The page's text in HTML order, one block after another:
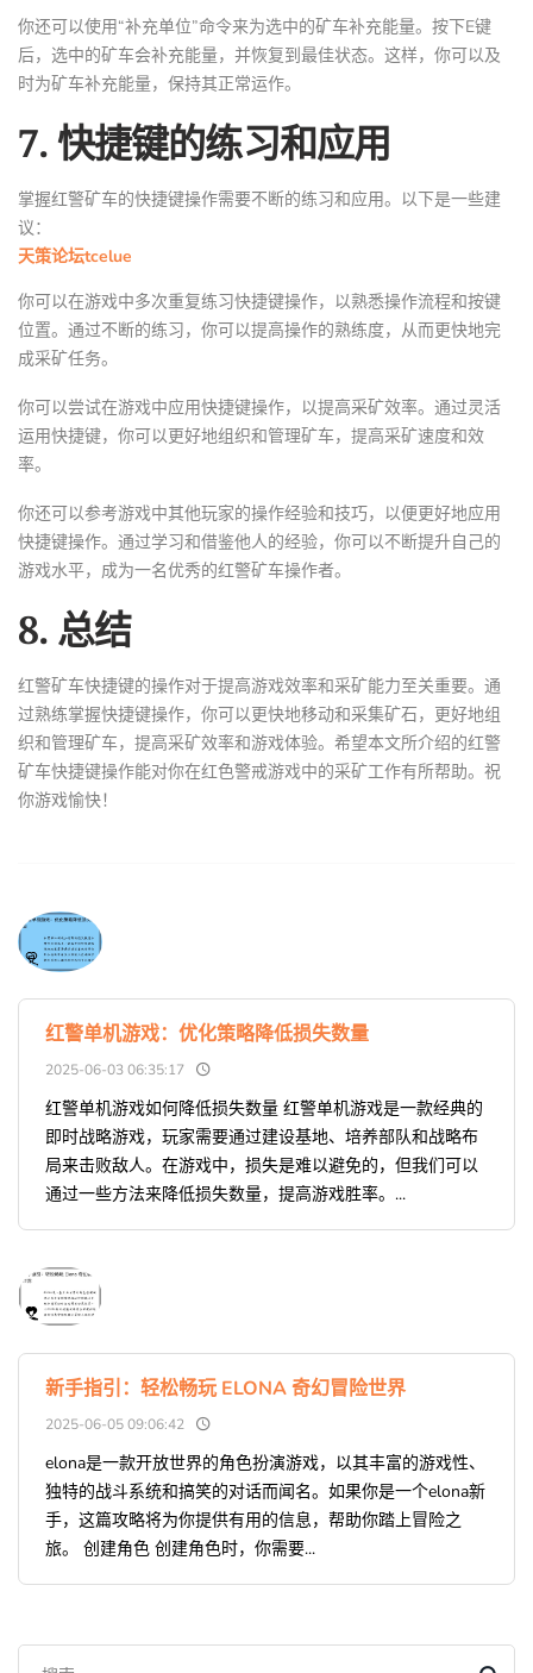
你还可以使用“补充单位”命令来为选中的矿车补充能量。按下E键
后，选中的矿车会补充能量，并恢复到最佳状态。这样，你可以及
时为矿车补充能量，保持其正常运作。
7. 快捷键的练习和应用
掌握红警矿车的快捷键操作需要不断的练习和应用。以下是一些建
议：
天策论坛tcelue
你可以在游戏中多次重复练习快捷键操作，以熟悉操作流程和按键
位置。通过不断的练习，你可以提高操作的熟练度，从而更快地完
成采矿任务。
你可以尝试在游戏中应用快捷键操作，以提高采矿效率。通过灵活
运用快捷键，你可以更好地组织和管理矿车，提高采矿速度和效
率。
你还可以参考游戏中其他玩家的操作经验和技巧，以便更好地应用
快捷键操作。通过学习和借鉴他人的经验，你可以不断提升自己的
游戏水平，成为一名优秀的红警矿车操作者。
8. 总结
红警矿车快捷键的操作对于提高游戏效率和采矿能力至关重要。通
过熟练掌握快捷键操作，你可以更快地移动和采集矿石，更好地组
织和管理矿车，提高采矿效率和游戏体验。希望本文所介绍的红警
矿车快捷键操作能对你在红色警戒游戏中的采矿工作有所帮助。祝
你游戏愉快！
红警单机游戏：优化策略降低损失数量
2025-06-03 06:35:17
红警单机游戏如何降低损失数量 红警单机游戏是一款经典的
即时战略游戏，玩家需要通过建设基地、培养部队和战略布
局来击败敌人。在游戏中，损失是难以避免的，但我们可以
通过一些方法来降低损失数量，提高游戏胜率。...
新手指引：轻松畅玩 ELONA 奇幻冒险世界
2025-06-05 09:06:42
elona是一款开放世界的角色扮演游戏，以其丰富的游戏性、
独特的战斗系统和搞笑的对话而闻名。如果你是一个elona新
手，这篇攻略将为你提供有用的信息，帮助你踏上冒险之
旅。 创建角色 创建角色时，你需要...